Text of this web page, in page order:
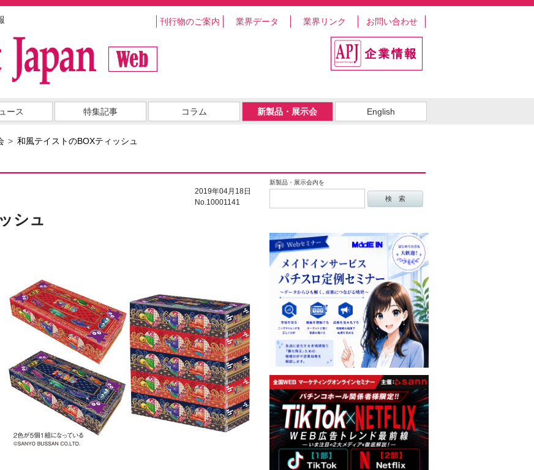
刊行物のご案内 業界データ 業界リンク お問い合わせ
ース 特集記事 コラム 新製品・展示会 English
和風テイストのBOXティッシュ
新製品・展示会内を
2019年04月18日
No.10001141
シュ